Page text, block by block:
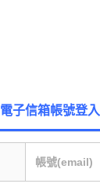
電子信箱帳號登入